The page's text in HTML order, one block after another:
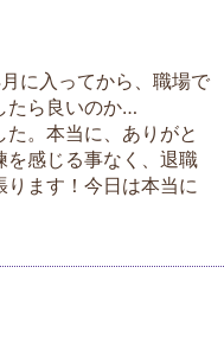
に入ってから、職場で
たら良いのか…
。本当に、ありがと
を感じる事なく、退職
ます！今日は本当に